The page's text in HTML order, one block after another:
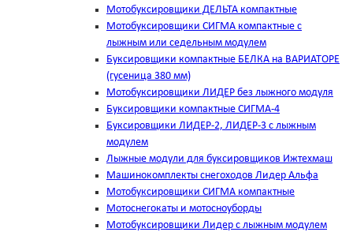
Мотобуксировщики ДЕЛЬТА компактные
Мотобуксировщики СИГМА компактные с
лыжным или седельным модулем
Буксировщики компактные БЕЛКА на ВАРИАТОРЕ
(гусеница 380 мм)
Мотобуксировщики ЛИДЕР без лыжного модуля
Буксировщики компактные СИГМА-4
Буксировщики ЛИДЕР-2, ЛИДЕР-3 c лыжным
модулем
Лыжные модули для буксировщиков Ижтехмаш
Машинокомплекты снегоходов Лидер Альфа
Мотобуксировщики СИГМА компактные
Мотоснегокаты и мотосноуборды
Мотобуксировщики Лидер с лыжным модулем